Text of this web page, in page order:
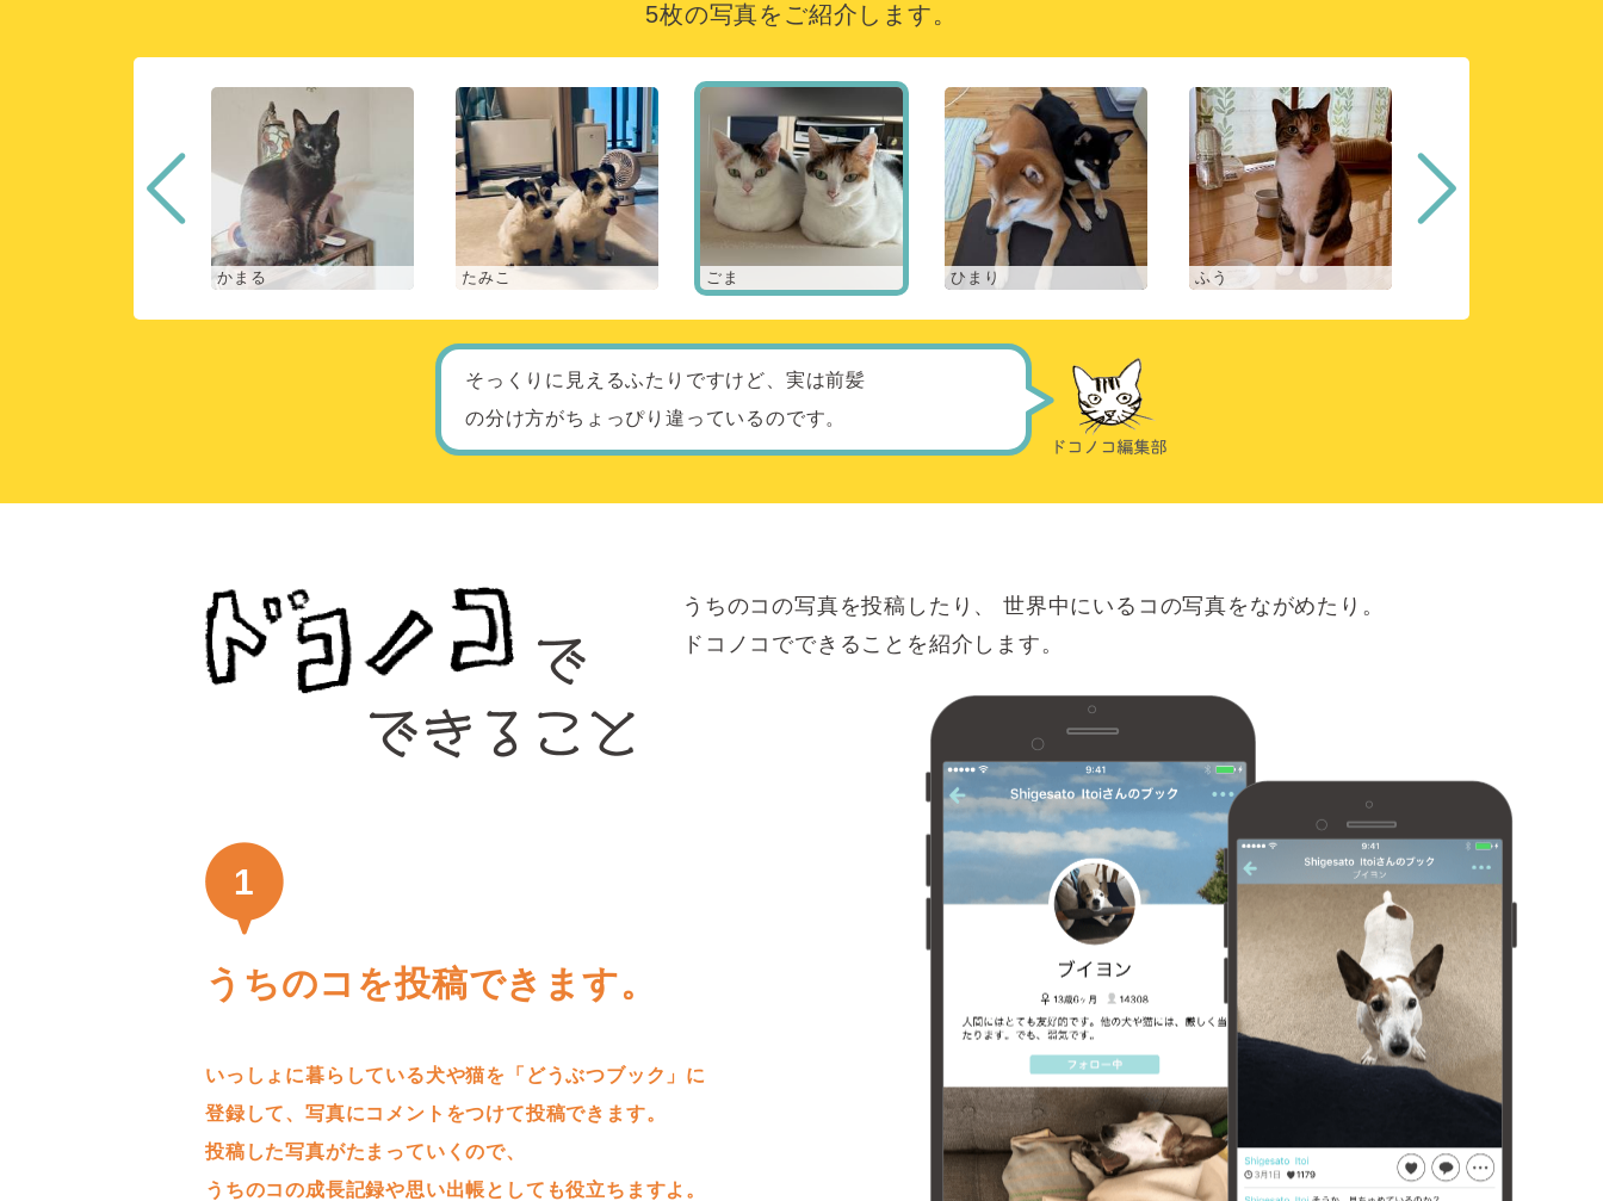
5枚の写真をご紹介します。
かまる たみこ ごま ひまり ふう
そっくりに見えるふたりですけど、実は前髪
の分け方がちょっぴり違っているのです。
うちのコの写真を投稿したり、
世界中にいるコの写真をながめたり。
ドコノコでできることを紹介します。
1
うちのコを投稿できます。
いっしょに暮らしている犬や猫を「どうぶつブック」に
登録して、写真にコメントをつけて投稿できます。
投稿した写真がたまっていくので、
うちのコの成長記録や思い出帳としても役立ちますよ。